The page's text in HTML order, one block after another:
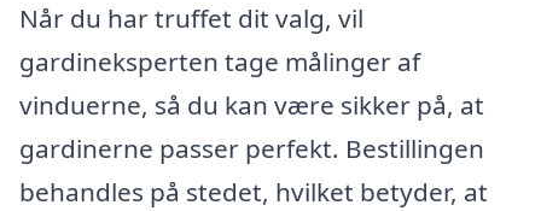
Når du har truffet dit valg, vil
gardineksperten tage målinger af
vinduerne, så du kan være sikker på, at
gardinerne passer perfekt. Bestillingen
behandles på stedet, hvilket betyder, at